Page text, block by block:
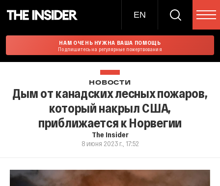
EN
НАМ ОЧЕНЬ НУЖНА ВАША ПОМОЩЬ
Подпишитесь на регулярные пожертвования
НОВОСТИ
Дым от канадских лесных пожаров,
который накрыл США,
приближается к Норвегии
The Insider
8 июня 2023 г., 17:52